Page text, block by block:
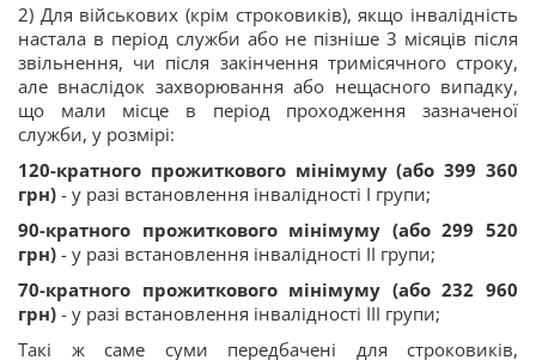
2) Для військових (крім строковиків), якщо інвалідність
настала в період служби або не пізніше 3 місяців після
звільнення, чи після закінчення тримісячного строку,
але внаслідок захворювання або нещасного випадку,
що мали місце в період проходження зазначеної
служби, у розмірі:
120-кратного прожиткового мінімуму (або 399 360
грн) - у разі встановлення інвалідності I групи;
90-кратного прожиткового мінімуму (або 299 520
грн) - у разі встановлення інвалідності II групи;
70-кратного прожиткового мінімуму (або 232 960
грн) - у разі встановлення інвалідності III групи;
Такі ж саме суми передбачені для строковиків,